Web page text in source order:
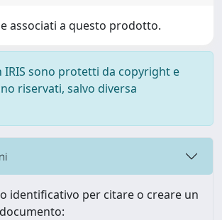
associati a questo prodotto.
IRIS sono protetti da copyright e
riservati, salvo diversa
identificativo per citare o creare un